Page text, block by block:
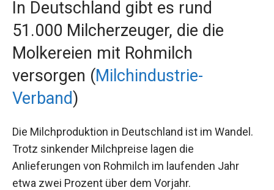
In Deutschland gibt es rund
51.000 Milcherzeuger, die die
Molkereien mit Rohmilch
versorgen (Milchindustrie-
Verband)
Die Milchproduktion in Deutschland ist im Wandel.
Trotz sinkender Milchpreise lagen die
Anlieferungen von Rohmilch im laufenden Jahr
etwa zwei Prozent über dem Vorjahr.